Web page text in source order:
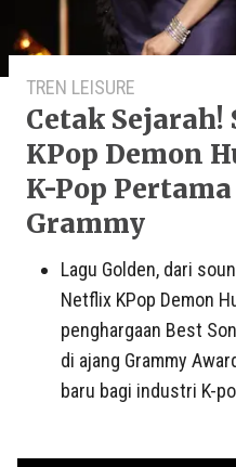
TREN LEISURE
Cetak
KPop Demon
K-Pop
Grammy
Lagu Golden, dari
Netflix KPop Demon
penghargaan Best
di ajang Grammy
baru bagi industri K-